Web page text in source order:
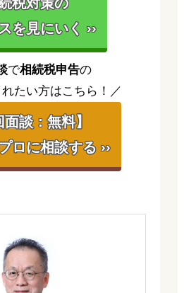
を見にいく ››
で相続税申告の
たい方はこちら！／
面談：無料】
ロに相談する ››